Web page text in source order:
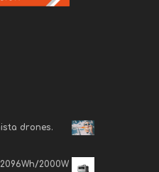
drones.
2000W